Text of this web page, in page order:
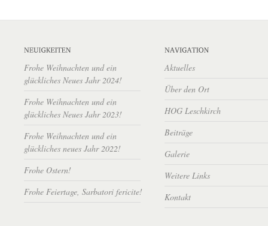
Frohe Weihnachten und ein
glückliches Neues Jahr 2024!
Frohe Weihnachten und ein
glückliches Neues Jahr 2023!
Frohe Weihnachten und ein
glückliches neues Jahr 2022!
Frohe Ostern!
Frohe Feiertage, Sarbatori fericite!
Aktuelles
Über den Ort
HOG Leschkirch
Beiträge
Galerie
Weitere Links
Kontakt